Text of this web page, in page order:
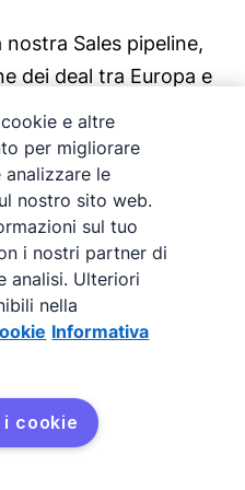
Sales pipeline,
dei deal tra Europa e
Rokivo
vendita è migliorato
ridotte del 40%.
e altre
per migliorare
le
nostro sito web.
sul tuo
i nostri partner di
analisi. Ulteriori
nella
Informativa
cookie